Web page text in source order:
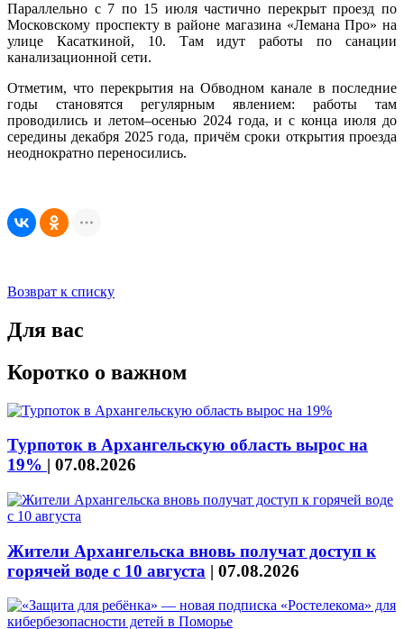
Параллельно с 7 по 15 июля частично перекрыт проезд по
Московскому проспекту в районе магазина «Лемана Про» на
улице Касаткиной, 10. Там идут работы по санации
канализационной сети.
Отметим, что перекрытия на Обводном канале в последние
годы становятся регулярным явлением: работы там
проводились и летом–осенью 2024 года, и с конца июля до
середины декабря 2025 года, причём сроки открытия проезда
неоднократно переносились.
Возврат к списку
Для вас
Коротко о важном
Турпоток в Архангельскую область вырос на
19% | 07.08.2026
Жители Архангельска вновь получат доступ к
горячей воде с 10 августа | 07.08.2026